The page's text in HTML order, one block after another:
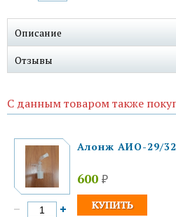
Описание
Отзывы
С данным товаром также
Алонж АИО-29/
600 ₽